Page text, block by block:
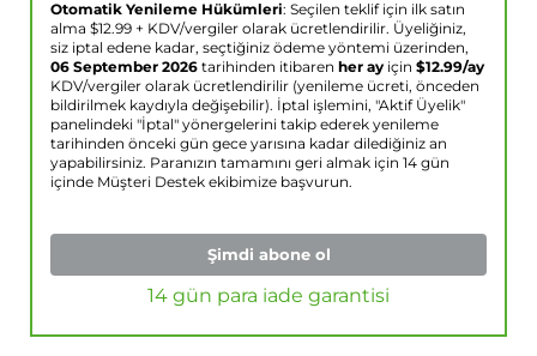
Otomatik Yenileme Hükümleri: Seçilen teklif için ilk satın
alma $12.99 + KDV/vergiler olarak ücretlendirilir. Üyeliğiniz,
siz iptal edene kadar, seçtiğiniz ödeme yöntemi üzerinden,
06 September 2026 tarihinden itibaren her ay için $12.99/ay
KDV/vergiler olarak ücretlendirilir (yenileme ücreti, önceden
bildirilmek kaydıyla değişebilir). İptal işlemini, "Aktif Üyelik"
panelindeki "İptal" yönergelerini takip ederek yenileme
tarihinden önceki gün gece yarısına kadar dilediğiniz an
yapabilirsiniz. Paranızın tamamını geri almak için 14 gün
içinde Müşteri Destek ekibimize başvurun.
Şimdi abone ol
14 gün para iade garantisi